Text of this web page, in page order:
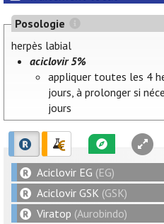
Posologie
herpès labial
aciclovir 5%
appliquer toutes les 4
jours, à prolonger si
jours
Aciclovir EG (EG)
Aciclovir GSK (GSK)
Viratop (Aurobindo)